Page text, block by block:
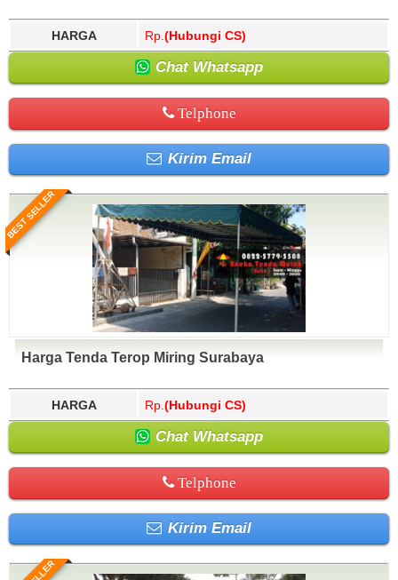
HARGA Rp. (Hubungi CS)
Chat Whatsapp
Telphone
Kirim Email
BEST SELLER
Harga Tenda Terop Miring Surabaya
HARGA Rp. (Hubungi CS)
Chat Whatsapp
Telphone
Kirim Email